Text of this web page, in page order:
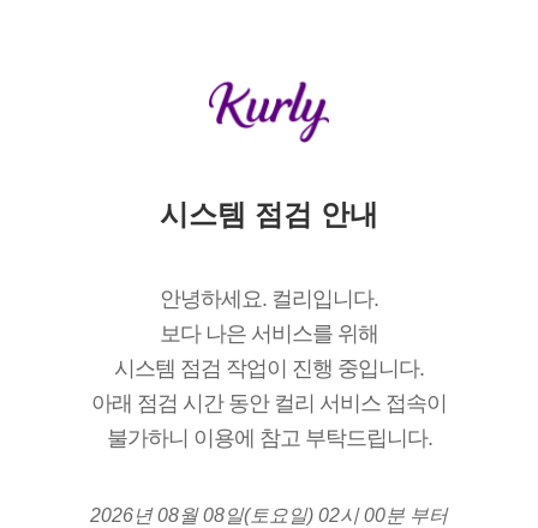
시스템 점검 안내
안녕하세요. 컬리입니다.
보다 나은 서비스를 위해
시스템 점검 작업이 진행 중입니다.
아래 점검 시간 동안 컬리 서비스 접속이
불가하니 이용에 참고 부탁드립니다.
2026년 08월 08일(토요일) 02시 00분 부터